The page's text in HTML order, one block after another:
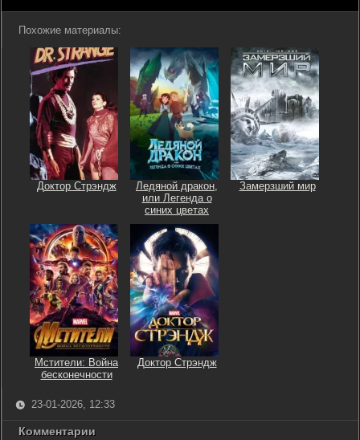
Похожие материалы:
Доктор Стрэндж
Ледяной дракон,
или Легенда о
синих цветах
Замерзший мир
Мстители: Война
бесконечности
Доктор Стрэндж
23-01-2026, 12:33
Комментарии